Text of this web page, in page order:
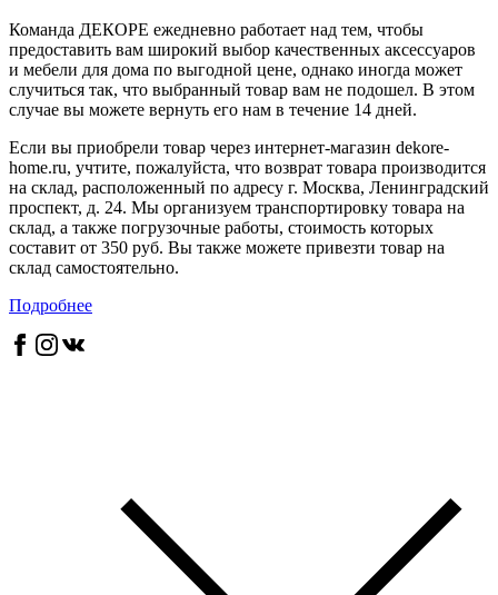
Команда ДЕКОРЕ ежедневно работает над тем, чтобы
предоставить вам широкий выбор качественных аксессуаров
и мебели для дома по выгодной цене, однако иногда может
случиться так, что выбранный товар вам не подошел. В этом
случае вы можете вернуть его нам в течение 14 дней.
Если вы приобрели товар через интернет-магазин dekore-
home.ru, учтите, пожалуйста, что возврат товара производится
на склад, расположенный по адресу г. Москва, Ленинградский
проспект, д. 24. Мы организуем транспортировку товара на
склад, а также погрузочные работы, стоимость которых
составит от 350 руб. Вы также можете привезти товар на
склад самостоятельно.
Подробнее